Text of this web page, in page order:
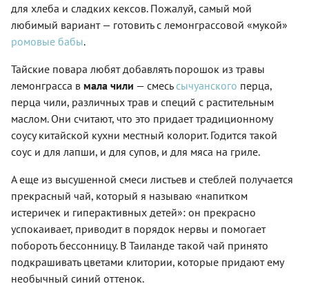
для хлеба и сладких кексов. Пожалуй, самый мой
любимый вариант — готовить с лемонграссовой «мукой»
ромовые бабы.
Тайские повара любят добавлять порошок из травы
лемонграсса в мала чили — смесь сычуанского перца,
перца чили, различных трав и специй с растительным
маслом. Они считают, что это придает традиционному
соусу китайской кухни местный колорит. Годится такой
соус и для лапши, и для супов, и для мяса на гриле.
А еще из высушенной смеси листьев и стеблей получается
прекрасный чай, который я называю «напитком
истеричек и гиперактивных детей»: он прекрасно
успокаивает, приводит в порядок нервы и помогает
побороть бессонницу. В Таиланде такой чай принято
подкрашивать цветами клитории, которые придают ему
необычный синий оттенок.